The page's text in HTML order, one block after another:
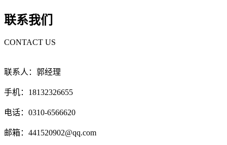
联系我们
CONTACT US
联系人：郭经理
手机：18132326655
电话：0310-6566620
邮箱：441520902@qq.com